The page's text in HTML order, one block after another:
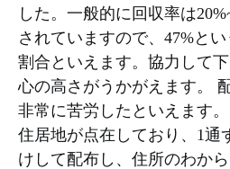
した。一般的に回収率は
されていますので、47%と
割合といえます。協力して
心の高さがうかがえます。
非常に苦労したといえます
住居地が点在しており、1通
けして配布し、住所のわか